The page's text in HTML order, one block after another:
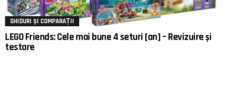
GHIDURI ȘI COMPARAȚII
LEGO Friends: Cele mai bune 4 seturi [an] – Revizuire și
testare